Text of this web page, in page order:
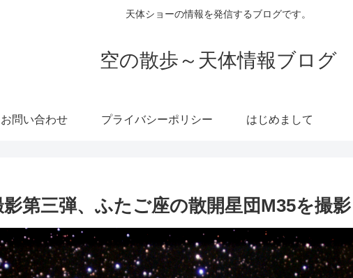
天体ショーの情報を発信するブログです。
空の散歩～天体情報ブログ
お問い合わせ プライバシーポリシー はじめまして
影第三弾、ふたご座の散開星団M35を撮影